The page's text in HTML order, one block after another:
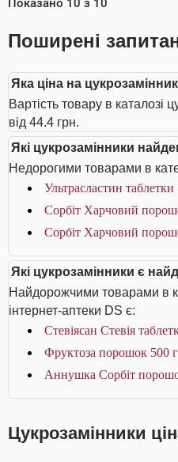
Показано 10 з 10
Поширені
Яка ціна на
Вартість товару в каталозі
від 44.4 грн.
Які цукрозамінники
Недорогими товарами в
Ультрасластин
Сорбіт Харчовий
Сорбіт Харчовий
Які цукрозамінники є
Найдорожчими товарами в
інтернет-аптеки DS є:
Стевіясан Стевія
Фруктоза порошок 500
Аннушка Сорбіт
Цукрозамінники